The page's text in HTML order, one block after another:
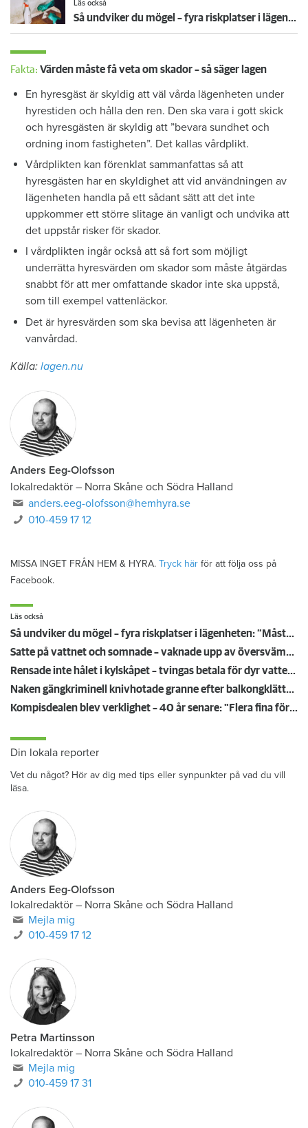
Läs också
Så undviker du mögel – fyra riskplatser i lägenheten: ”Måste städa bort”
Fakta: Värden måste få veta om skador – så säger lagen
En hyresgäst är skyldig att väl vårda lägenheten under
hyrestiden och hålla den ren. Den ska vara i gott skick
och hyresgästen är skyldig att ”bevara sundhet och
ordning inom fastigheten”. Det kallas vårdplikt.
Vårdplikten kan förenklat sammanfattas så att
hyresgästen har en skyldighet att vid användningen av
lägenheten handla på ett sådant sätt att det inte
uppkommer ett större slitage än vanligt och undvika att
det uppstår risker för skador.
I vårdplikten ingår också att så fort som möjligt
underrätta hyresvärden om skador som måste åtgärdas
snabbt för att mer omfattande skador inte ska uppstå,
som till exempel vattenläckor.
Det är hyresvärden som ska bevisa att lägenheten är
vanvårdad.
Källa: lagen.nu
Anders Eeg-Olofsson
lokalredaktör – Norra Skåne och Södra Halland
anders.eeg-olofsson@hemhyra.se
010-459 17 12
MISSA INGET FRÅN HEM & HYRA. Tryck här för att följa oss på
Facebook.
Läs också
Så undviker du mögel – fyra riskplatser i lägenheten: ”Måste städa bort”
Satte på vattnet och somnade – vaknade upp av översvämning hos grannen
Rensade inte hålet i kylskåpet – tvingas betala för dyr vattenskada
Naken gängkriminell knivhotade granne efter balkongklättring
Kompisdealen blev verklighet – 40 år senare: "Flera fina fördelar med att dela bostad"
Din lokala reporter
Vet du något? Hör av dig med tips eller synpunkter på vad du vill
läsa.
Anders Eeg-Olofsson
lokalredaktör – Norra Skåne och Södra Halland
Mejla mig
010-459 17 12
Petra Martinsson
lokalredaktör – Norra Skåne och Södra Halland
Mejla mig
010-459 17 31